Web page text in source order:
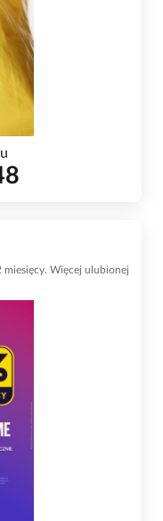
miesięcy. Więcej ulubionej